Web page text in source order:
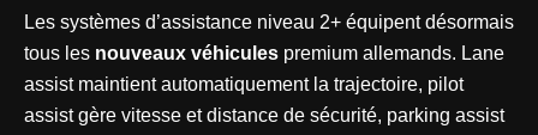
Les systèmes d’assistance niveau 2+ équipent désormais
tous les nouveaux véhicules premium allemands. Lane
assist maintient automatiquement la trajectoire, pilot
assist gère vitesse et distance de sécurité, parking assist